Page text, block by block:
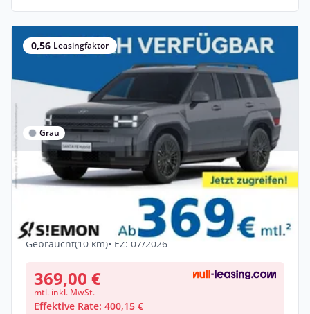
0,56 Leasingfaktor
Grau
Privat
Hyundai SANTA FE Hybrid Blackline 1.6 T-
Benzin •Automatik •
179 PS (132 kW)
Gebraucht(10 km)• EZ: 07/2026
369,00 €
mtl. inkl. MwSt.
Effektive Rate: 400,15 €